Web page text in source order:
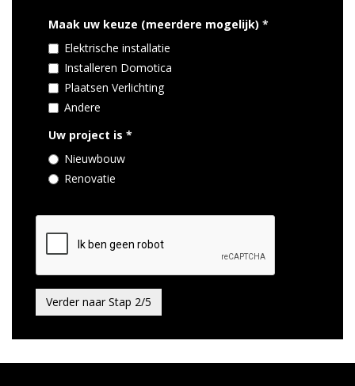
Maak uw keuze (meerdere mogelijk) *
Elektrische installatie
Installeren Domotica
Plaatsen Verlichting
Andere
Uw project is *
Nieuwbouw
Renovatie
Verder naar Stap 2/5